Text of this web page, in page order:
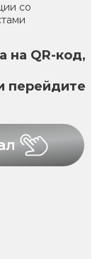
со
на QR-код,
перейдите